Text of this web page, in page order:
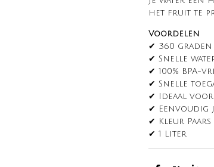
het fruit te
Voordelen
✔ 360
✔ Snelle
✔ 100% BPA-
✔ Snelle
✔ Ideaal
✔ Eenvoudig
✔ Kleur Paars
✔ 1 Liter